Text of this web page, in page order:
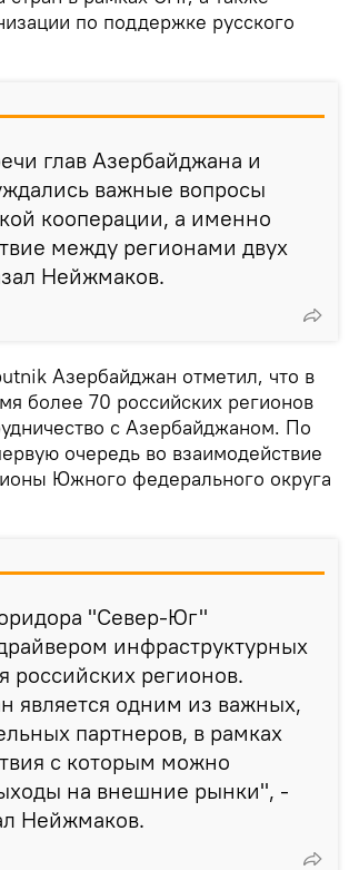
по поддержке русского
глав Азербайджана и
важные вопросы
кооперации, а именно
между регионами двух
Нейжмаков.
Азербайджан отметил, что в
более 70 российских регионов
с Азербайджаном. По
очередь во взаимодействие
Южного федерального округа
"Север-Юг"
инфраструктурных
российских регионов.
является одним из важных,
партнеров, в рамках
с которым можно
на внешние рынки", -
Нейжмаков.